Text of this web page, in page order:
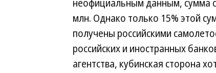
неофициальным данным, сумма
млн. Однако только 15% этой
получены российскими
российских и иностранных
агентства, кубинская сторона